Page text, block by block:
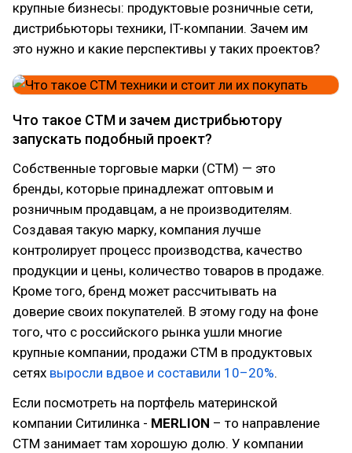
крупные бизнесы: продуктовые розничные сети,
дистрибьюторы техники, IT-компании. Зачем им
это нужно и какие перспективы у таких проектов?
Что такое СТМ и зачем дистрибьютору
запускать подобный проект?
Собственные торговые марки (СТМ) — это
бренды, которые принадлежат оптовым и
розничным продавцам, а не производителям.
Создавая такую марку, компания лучше
контролирует процесс производства, качество
продукции и цены, количество товаров в продаже.
Кроме того, бренд может рассчитывать на
доверие своих покупателей. В этому году на фоне
того, что с российского рынка ушли многие
крупные компании, продажи СТМ в продуктовых
сетях выросли вдвое и составили 10–20%.
Если посмотреть на портфель материнской
компании Ситилинка - MERLION – то направление
СТМ занимает там хорошую долю. У компании